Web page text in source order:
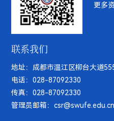
更多
联系我们
地址：成都市温江区柳台大道
电话：028-87092330
传真：028-87092330
管理员邮箱：